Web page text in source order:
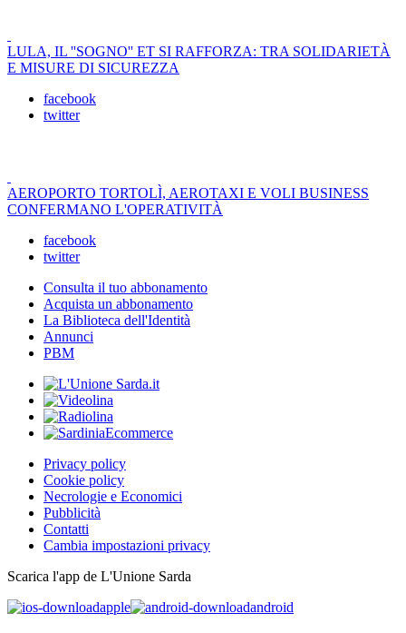
LULA, IL ''SOGNO'' ET SI RAFFORZA: TRA SOLIDARIETÀ
E MISURE DI SICUREZZA
facebook
twitter
AEROPORTO TORTOLÌ, AEROTAXI E VOLI BUSINESS
CONFERMANO L'OPERATIVITÀ
facebook
twitter
Consulta il tuo abbonamento
Acquista un abbonamento
La Biblioteca dell'Identità
Annunci
PBM
Privacy policy
Cookie policy
Necrologie e Economici
Pubblicità
Contatti
Cambia impostazioni privacy
Scarica l'app de L'Unione Sarda
apple
android